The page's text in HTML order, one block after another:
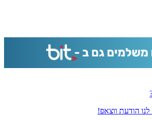
הודעת ווצאפ!